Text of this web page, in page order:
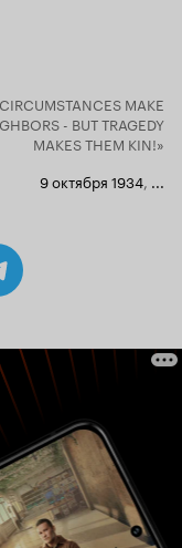
MAKE
- BUT TRAGEDY
MAKES THEM KIN!»
9 октября 1934, ...